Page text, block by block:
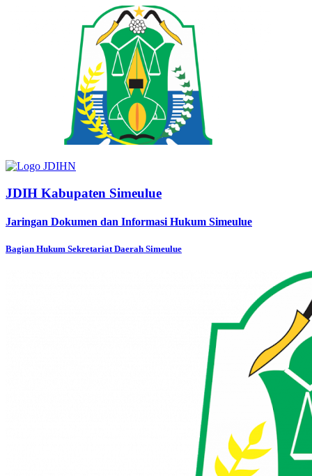
JDIH Kabupaten Simeulue
Jaringan Dokumen dan Informasi Hukum Simeulue
Bagian Hukum Sekretariat Daerah Simeulue